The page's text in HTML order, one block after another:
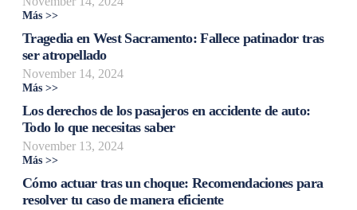
Más >>
Tragedia en West Sacramento: Fallece patinador tras
ser atropellado
November 14, 2024
Más >>
Los derechos de los pasajeros en accidente de auto:
Todo lo que necesitas saber
November 13, 2024
Más >>
Cómo actuar tras un choque: Recomendaciones para
resolver tu caso de manera eficiente